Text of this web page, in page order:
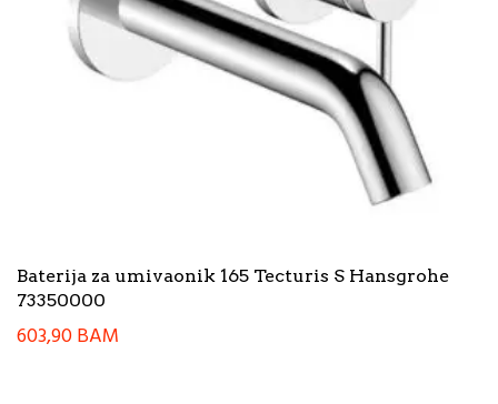
Baterija za umivaonik 165 Tecturis S Hansgrohe
73350000
603,90BAM